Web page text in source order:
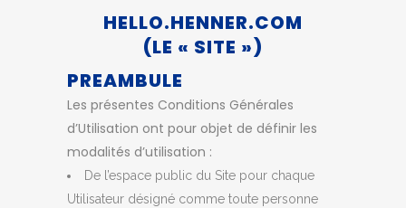
HELLO.HENNER.COM
(LE « SITE »)
PREAMBULE
Les présentes Conditions Générales
d’Utilisation ont pour objet de définir les
modalités d’utilisation :
De l’espace public du Site pour chaque
Utilisateur désigné comme toute personne